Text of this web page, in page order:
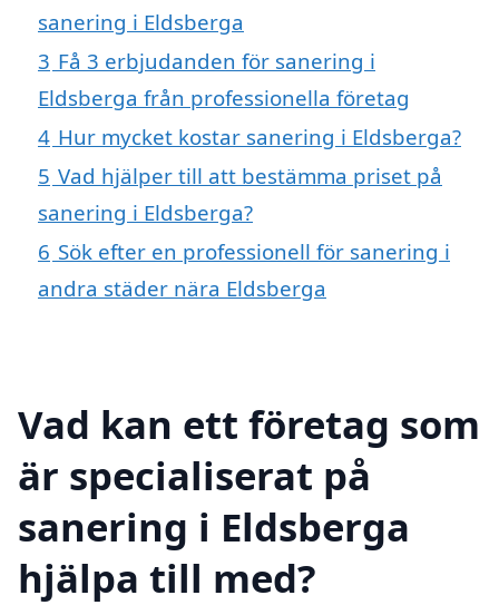
sanering i Eldsberga
3 Få 3 erbjudanden för sanering i
Eldsberga från professionella företag
4 Hur mycket kostar sanering i Eldsberga?
5 Vad hjälper till att bestämma priset på
sanering i Eldsberga?
6 Sök efter en professionell för sanering i
andra städer nära Eldsberga
Vad kan ett företag som
är specialiserat på
sanering i Eldsberga
hjälpa till med?